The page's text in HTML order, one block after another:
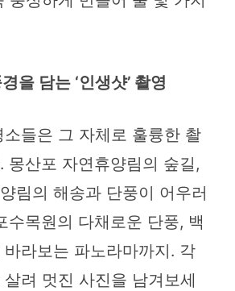
을 담는 ‘인생샷’ 촬영
들은 그 자체로 훌륭한 촬
몽산포 자연휴양림의 숲길,
림의 해송과 단풍이 어우러
수목원의 다채로운 단풍, 백
라보는 파노라마까지. 각
려 멋진 사진을 남겨보세